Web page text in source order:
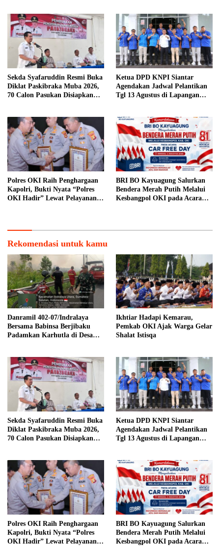
Sekda Syafaruddin Resmi Buka
Diklat Paskibraka Muba 2026,
70 Calon Pasukan Disiapkan
Ketua DPD KNPI Siantar
Agendakan Jadwal Pelantikan
Tgl 13 Agustus di Lapangan
Polres OKI Raih Penghargaan
Kapolri, Bukti Nyata “Polres
OKI Hadir” Lewat Pelayanan
BRI BO Kayuagung Salurkan
Bendera Merah Putih Melalui
Kesbangpol OKI pada Acara
Rekomendasi untuk kamu
Danramil 402-07/Indralaya
Bersama Babinsa Berjibaku
Padamkan Karhutla di Desa
Ikhtiar Hadapi Kemarau,
Pemkab OKI Ajak Warga Gelar
Shalat Istisqa
Sekda Syafaruddin Resmi Buka
Diklat Paskibraka Muba 2026,
70 Calon Pasukan Disiapkan
Ketua DPD KNPI Siantar
Agendakan Jadwal Pelantikan
Tgl 13 Agustus di Lapangan
Polres OKI Raih Penghargaan
Kapolri, Bukti Nyata “Polres
OKI Hadir” Lewat Pelayanan
BRI BO Kayuagung Salurkan
Bendera Merah Putih Melalui
Kesbangpol OKI pada Acara